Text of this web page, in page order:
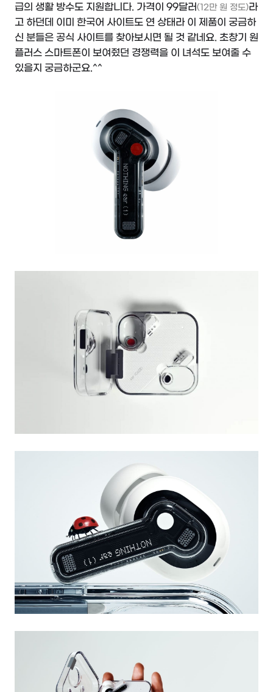
급의 생활 방수도 지원합니다. 가격이 99달러(12만 원 정도)라
고 하던데 이미 한국어 사이트도 연 상태라 이 제품이 궁금하
신 분들은 공식 사이트를 찾아보시면 될 것 같네요. 초창기 원
플러스 스마트폰이 보여줬던 경쟁력을 이 녀석도 보여줄 수
있을지 궁금하군요.^^